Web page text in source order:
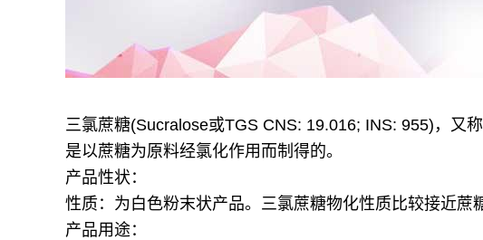
三氯蔗糖(Sucralose或TGS CNS: 19.016; INS: 955)，又
是以蔗糖为原料经氯化作用而制得的。
产品性状：
性质：为白色粉末状产品。三氯蔗糖物化性质比较接近蔗
产品用途：